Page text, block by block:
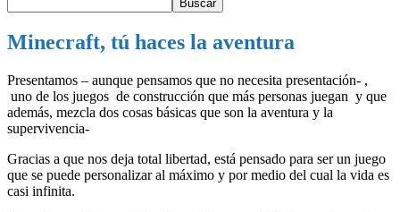
Minecraft, tú haces la aventura
Presentamos – aunque pensamos que no necesita presentación- ,
uno de los juegos de construcción que más personas juegan y que
además, mezcla dos cosas básicas que son la aventura y la
supervivencia-
Gracias a que nos deja total libertad, está pensado para ser un juego
que se puede personalizar al máximo y por medio del cual la vida es
casi infinita.